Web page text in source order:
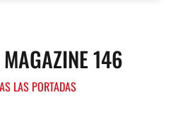
146
LAS PORTADAS